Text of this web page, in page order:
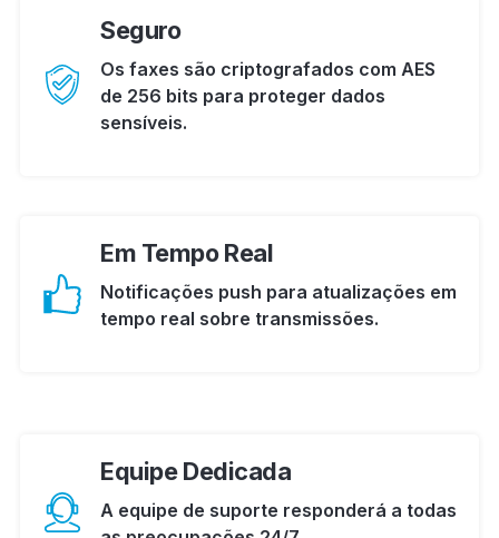
Seguro
Os faxes são criptografados com AES
de 256 bits para proteger dados
sensíveis.
Em Tempo Real
Notificações push para atualizações em
tempo real sobre transmissões.
Equipe Dedicada
A equipe de suporte responderá a todas